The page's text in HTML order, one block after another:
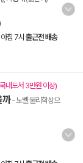
침 7시 출근전 배송
내도서 3만원 이상)
까- 노벨 물리학상으